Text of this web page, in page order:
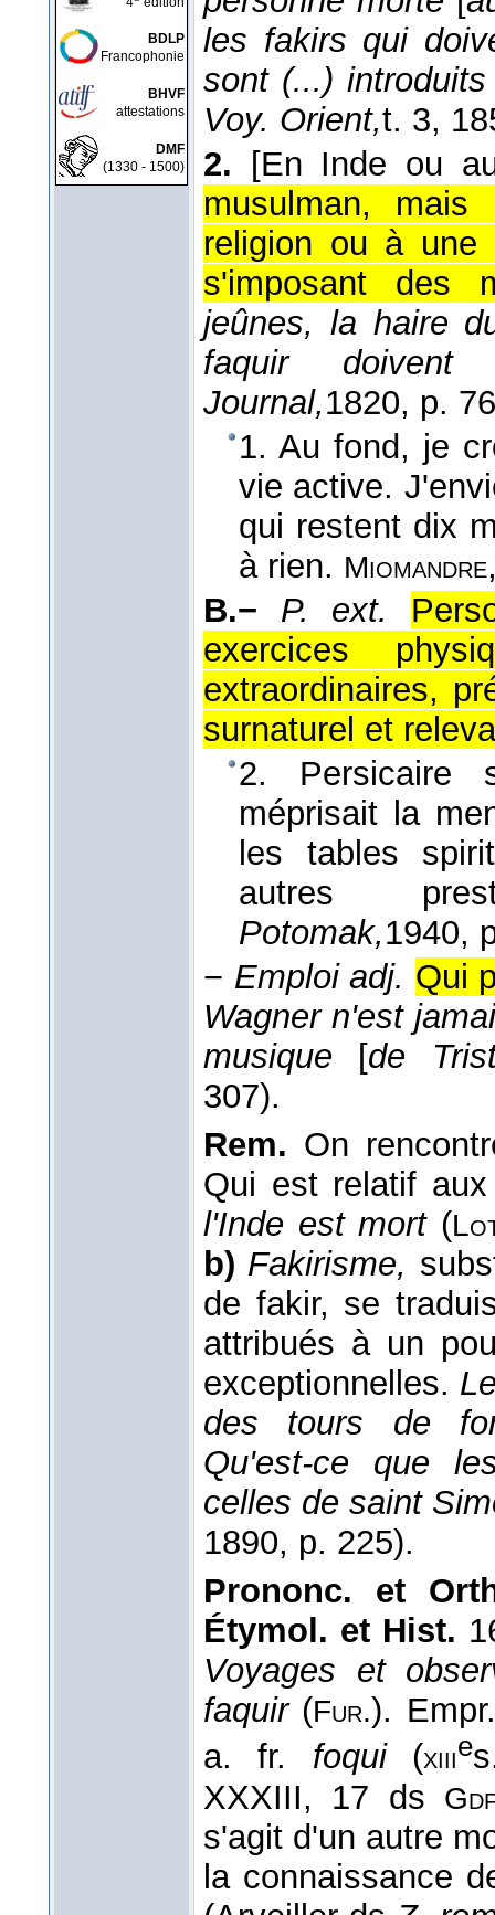
BDLP
Francophonie
BHVF
attestations
DMF
(1330 - 1500)
les fakirs qui
sont (...)
Voy. Orient,t. 3,
2.
[En Inde ou
musulman,
religion ou à une
s'imposant des
jeûnes, la haire
faquir
Journal,1820, p.
1. Au fond, je
vie active.
qui restent dix
à rien. Miomandre
B.−
P. ext.
exercices
extraordinaires,
surnaturel et
2. Persicaire
méprisait la
les tables
autres
Potomak,1940,
− Emploi adj. Qui
Wagner n'est
musique [de
307).
Rem. On
Qui est relatif
l'Inde est mort(
b) Fakirisme,
de fakir, se
attribués à un
exceptionnelles.
des tours de
Qu'est-ce que
celles de saint
1890, p. 225).
Prononc. et
Étymol. et Hist.
Voyages et
faquir(Fur.).
a. fr. foqui(xiiie
XXXIII, 17 ds
s'agit d'un autre
la connaissance